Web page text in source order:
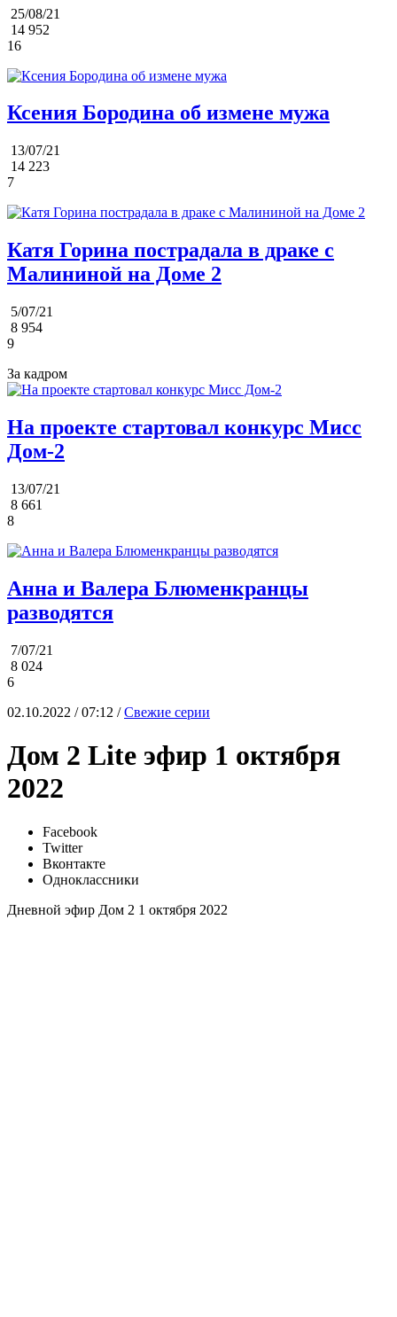
25/08/21
14 952
16
Ксения Бородина об измене мужа
13/07/21
14 223
7
Катя Горина пострадала в драке с
Малининой на Доме 2
5/07/21
8 954
9
За кадром
На проекте стартовал конкурс Мисс
Дом-2
13/07/21
8 661
8
Анна и Валера Блюменкранцы
разводятся
7/07/21
8 024
6
02.10.2022 / 07:12 /Свежие серии
Дом 2 Lite эфир 1 октября
2022
Facebook
Twitter
Вконтакте
Одноклассники
Дневной эфир Дом 2 1 октября 2022